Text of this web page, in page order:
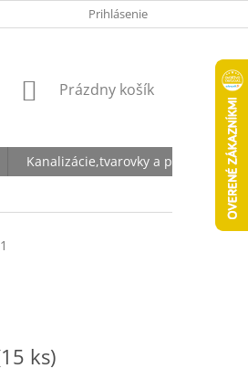
OSOBNÝCH ÚDAJOV
Prihlásenie
NÁKUPNÝ
Prázdny košík
Kanalizácie,tvarovky a potrubia
ks)